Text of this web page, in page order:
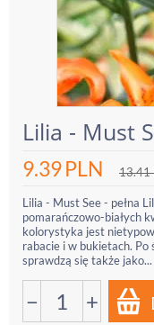
Lilia - Must
9.39PLN 13.41
Lilia - Must See - pełna
pomarańczowo-białych
kolorystyka jest
rabacie i w bukietach. Po
sprawdzą się także jako...
− +